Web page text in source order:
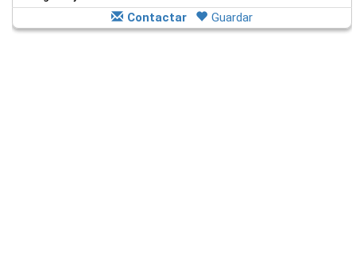
Contactar Guardar